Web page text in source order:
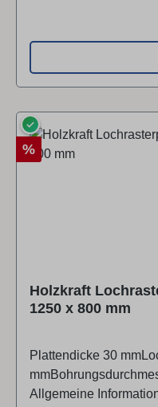
Rabatt
%
✓
Holzkraft
1250 x 800 mm
Plattendicke 30
mmBohrungsdurchmesser 22 mm
Allgemeine